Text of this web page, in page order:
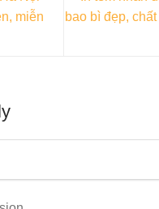
miễn
bao bì đẹp,